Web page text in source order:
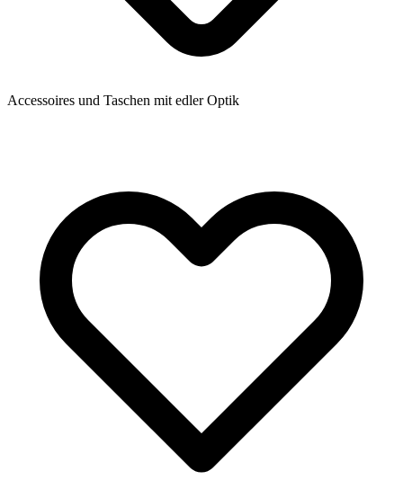
Accessoires und Taschen mit edler Optik